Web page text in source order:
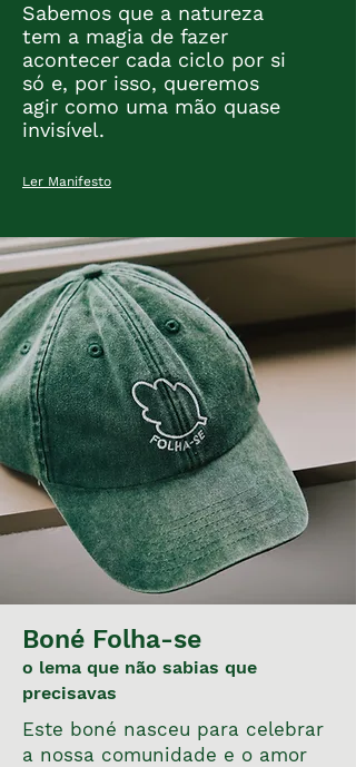
Sabemos que a natureza
tem a magia de fazer
acontecer cada ciclo por si
só e, por isso, queremos
agir como uma mão quase
invisível.
Ler Manifesto
Boné Folha-se
o lema que não sabias que
precisavas
Este boné nasceu para celebrar
a nossa comunidade e o amor